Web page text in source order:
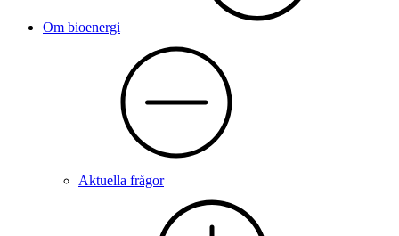
Om bioenergi
Aktuella frågor